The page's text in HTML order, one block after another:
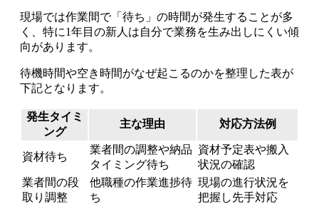
現場では作業間で「待ち」の時間が発生することが多
く、特に1年目の新人は自分で業務を生み出しにくい傾
向があります。
待機時間や空き時間がなぜ起こるのかを整理した表が
下記となります。
発生タイミ
ング
主な理由 対応方法例
資材待ち
業者間の調整や納品
タイミング待ち
資材予定表や搬入
状況の確認
業者間の段
取り調整
他職種の作業進捗待
ち
現場の進行状況を
把握し先手対応